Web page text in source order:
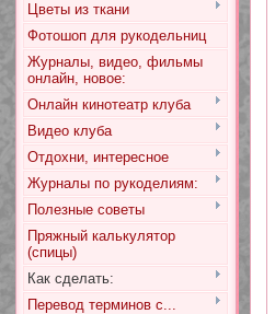
Цветы из ткани
Фотошоп для рукодельниц
Журналы, видео, фильмы
онлайн, новое:
Онлайн кинотеатр клуба
Видео клуба
Отдохни, интересное
Журналы по рукоделиям:
Полезные советы
Пряжный калькулятор
(спицы)
Как сделать:
Перевод терминов с...